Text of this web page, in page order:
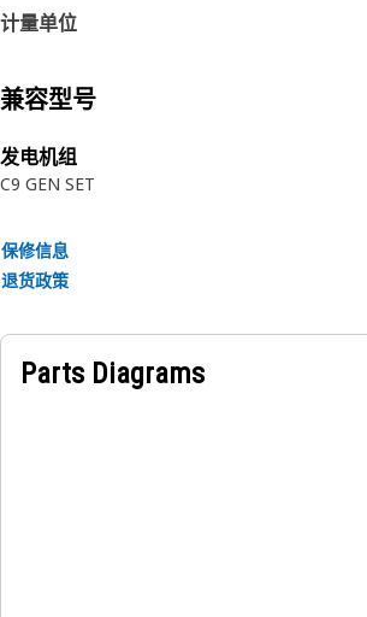
计量单位
兼容型号
发电机组
C9 GEN SET
保修信息
退货政策
Parts Diagrams